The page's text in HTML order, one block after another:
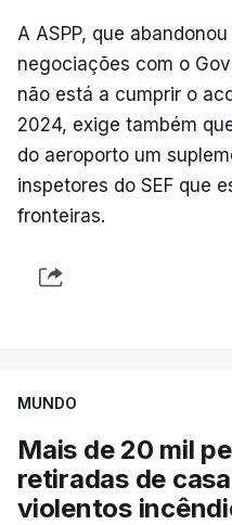
A ASPP, que
negociações com o
não está a cumprir o
2024, exige também
do aeroporto um
inspetores do SEF que
fronteiras.
MUNDO
Mais de 20 mil
retiradas de
violentos